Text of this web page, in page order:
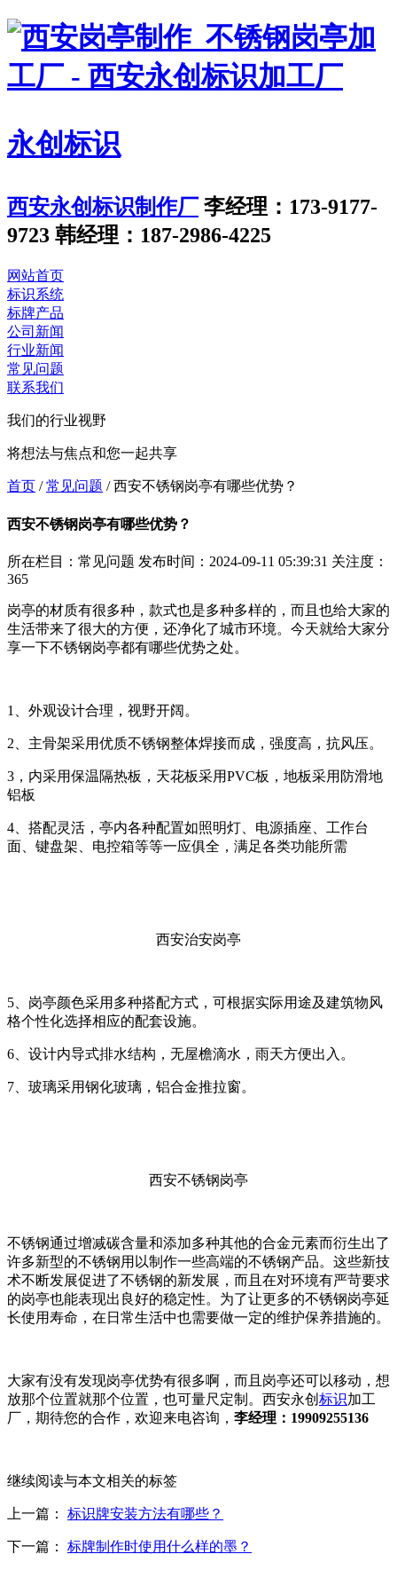
永创标识
西安永创标识制作厂 李经理：173-9177-
9723 韩经理：187-2986-4225
网站首页
标识系统
标牌产品
公司新闻
行业新闻
常见问题
联系我们
我们的行业视野
将想法与焦点和您一起共享
首页 / 常见问题 /西安不锈钢岗亭有哪些优势？
西安不锈钢岗亭有哪些优势？
所在栏目：常见问题 发布时间：2024-09-11 05:39:31 关注度：
365
岗亭的材质有很多种，款式也是多种多样的，而且也给大家的
生活带来了很大的方便，还净化了城市环境。今天就给大家分
享一下不锈钢岗亭都有哪些优势之处。
1、外观设计合理，视野开阔。
2、主骨架采用优质不锈钢整体焊接而成，强度高，抗风压。
3，内采用保温隔热板，天花板采用PVC板，地板采用防滑地
铝板
4、搭配灵活，亭内各种配置如照明灯、电源插座、工作台
面、键盘架、电控箱等等一应俱全，满足各类功能所需
西安治安岗亭
5、岗亭颜色采用多种搭配方式，可根据实际用途及建筑物风
格个性化选择相应的配套设施。
6、设计内导式排水结构，无屋檐滴水，雨天方便出入。
7、玻璃采用钢化玻璃，铝合金推拉窗。
西安不锈钢岗亭
不锈钢通过增减碳含量和添加多种其他的合金元素而衍生出了
许多新型的不锈钢用以制作一些高端的不锈钢产品。这些新技
术不断发展促进了不锈钢的新发展，而且在对环境有严苛要求
的岗亭也能表现出良好的稳定性。为了让更多的不锈钢岗亭延
长使用寿命，在日常生活中也需要做一定的维护保养措施的。
大家有没有发现岗亭优势有很多啊，而且岗亭还可以移动，想
放那个位置就那个位置，也可量尺定制。西安永创 标识加工
厂，期待您的合作，欢迎来电咨询， 李经理：19909255136
继续阅读与本文相关的标签
上一篇： 标识牌安装方法有哪些？
下一篇： 标牌制作时使用什么样的墨？